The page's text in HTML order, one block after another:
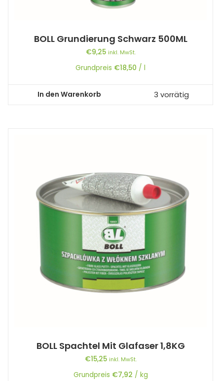
BOLL Grundierung Schwarz 500ML
€9,25 inkl. MwSt.
Grundpreis €18,50 / l
In den Warenkorb 3 vorrätig
BOLL Spachtel Mit Glafaser 1,8KG
€15,25 inkl. MwSt.
Grundpreis €7,92 / kg